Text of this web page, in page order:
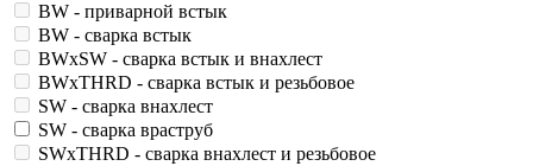
BW - приварной встык
BW - сварка встык
BWхSW - сварка встык и внахлест
BWхTHRD - сварка встык и резьбовое
SW - сварка внахлест
SW - сварка враструб
SWхTHRD - сварка внахлест и резьбовое